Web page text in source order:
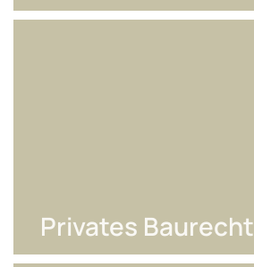
Privates Baurecht